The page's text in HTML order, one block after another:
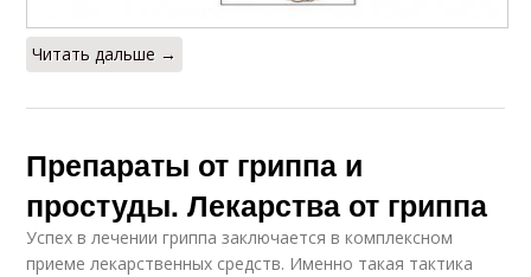
Читать дальше →
Препараты от гриппа и
простуды. Лекарства от гриппа
Успех в лечении гриппа заключается в комплексном
приеме лекарственных средств. Именно такая тактика